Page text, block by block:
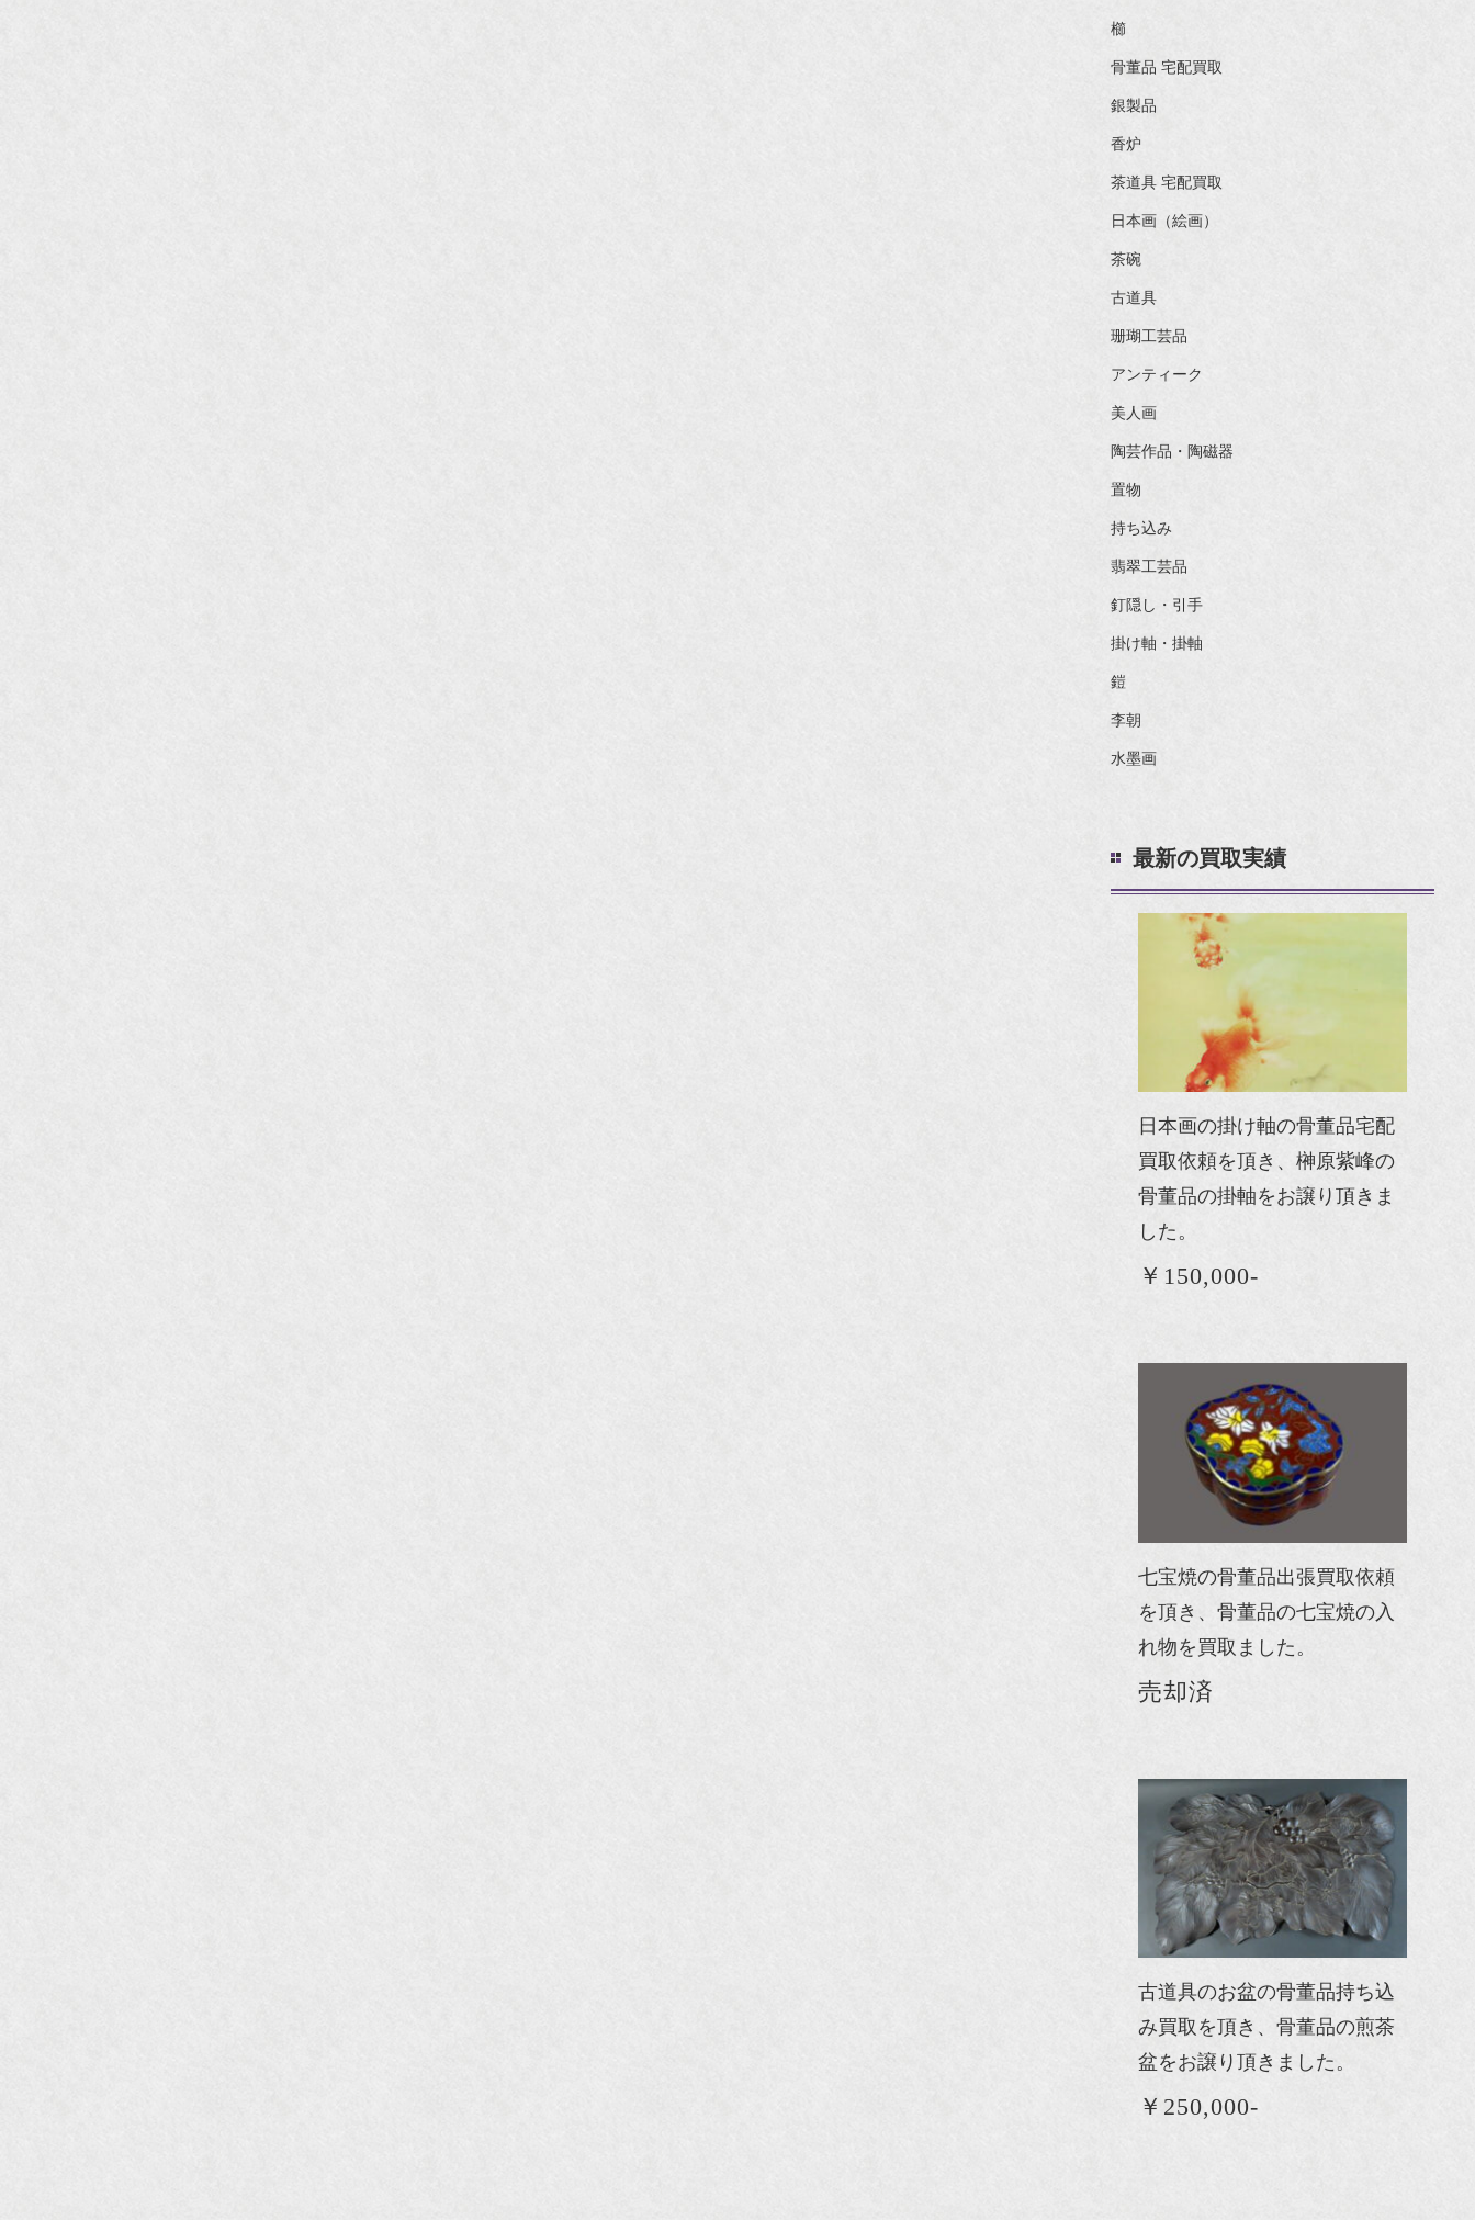
櫛
骨董品 宅配買取
銀製品
香炉
茶道具 宅配買取
日本画（絵画）
茶碗
古道具
珊瑚工芸品
アンティーク
美人画
陶芸作品・陶磁器
置物
持ち込み
翡翠工芸品
釘隠し・引手
掛け軸・掛軸
鎧
李朝
水墨画
最新の買取実績
日本画の掛け軸の骨董品宅配
買取依頼を頂き、榊原紫峰の
骨董品の掛軸をお譲り頂きま
した。
￥150,000-
七宝焼の骨董品出張買取依頼
を頂き、骨董品の七宝焼の入
れ物を買取ました。
売却済
古道具のお盆の骨董品持ち込
み買取を頂き、骨董品の煎茶
盆をお譲り頂きました。
￥250,000-